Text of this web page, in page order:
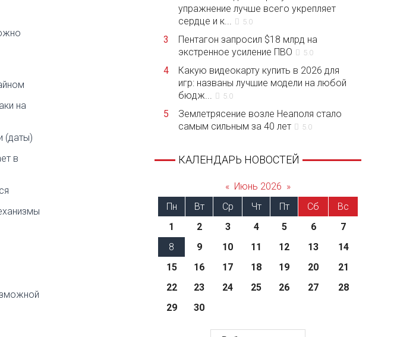
на
(даты)
в
упражнение лучше всего укрепляет
сердце и к...
5.0
3
Пентагон запросил $18 млрд на
экстренное усиление ПВО
5.0
4
Какую видеокарту купить в 2026 для
игр: названы лучшие модели на любой
бюдж...
5.0
5
Землетрясение возле Неаполя стало
самым сильным за 40 лет
5.0
КАЛЕНДАРЬ НОВОСТЕЙ
« Июнь 2026 »
Пн
Вт Ср Чт Пт Сб
Вс
1
2 3 4 5 6
7
8
9 10 11 12 13
14
15
16 17 18 19 20
21
22
23 24 25 26 27
28
29
30